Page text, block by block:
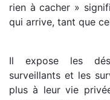
rien à cacher »
qui arrive, tant que
Il expose les
surveillants et les
plus à leur vie